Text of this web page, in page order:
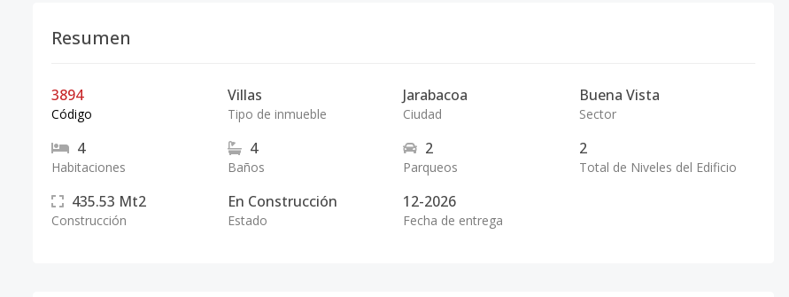
Resumen
3894
Código
Villas
Tipo de inmueble
Jarabacoa
Ciudad
Buena Vista
Sector
4
Habitaciones
4
Baños
2
Parqueos
2
Total de Niveles del Edificio
435.53 Mt2
Construcción
En Construcción
Estado
12-2026
Fecha de entrega